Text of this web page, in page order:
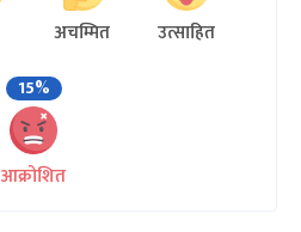
अचम्मित
उत्साहित
15%
आक्रोशित